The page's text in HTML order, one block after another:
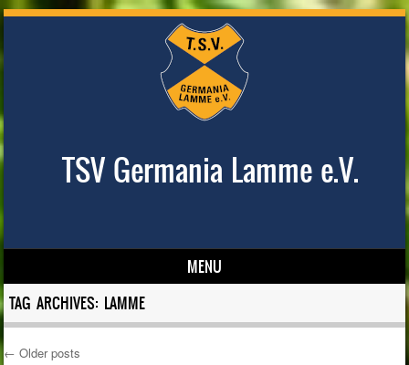
TSV Germania Lamme e.V.
MENU
Skip to content
TAG ARCHIVES: LAMME
← Older posts